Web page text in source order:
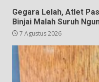
Gegara Lelah, Atlet
Binjai Malah Suruh
7 Agustus 2026